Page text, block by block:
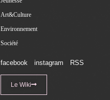
Art&Culture
Environnement
Société
facebook instagram RSS
Le Wiki